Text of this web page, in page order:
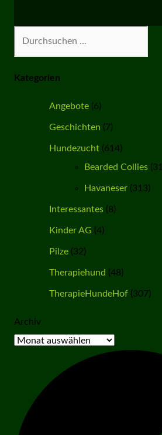
Kategorien
Angebote (6)
Geschichten (7)
Hundezucht (614)
Bearded Collies
Havaneser (313)
Interessantes (8)
Kinder AG (4)
Pilze (32)
Therapiehund (48)
TherapieHundeHof (307)
Archiv